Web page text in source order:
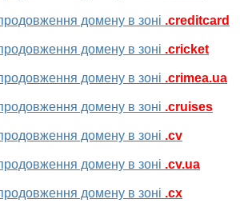
домену в зоні .creditcard
домену в зоні .cricket
домену в зоні .crimea.ua
домену в зоні .cruises
домену в зоні .cv
домену в зоні .cv.ua
домену в зоні .cx